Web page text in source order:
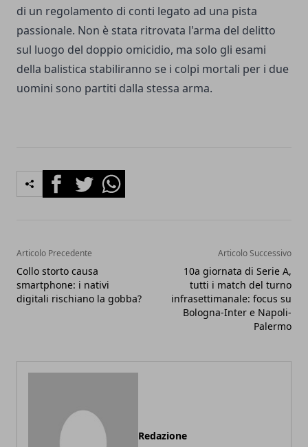
di un regolamento di conti legato ad una pista
passionale. Non è stata ritrovata l'arma del delitto
sul luogo del doppio omicidio, ma solo gli esami
della balistica stabiliranno se i colpi mortali per i due
uomini sono partiti dalla stessa arma.
FacebookTwitterWhatsapp
Articolo Precedente
Collo storto causa
smartphone: i nativi
digitali rischiano la gobba?
Articolo Successivo
10a giornata di Serie A,
tutti i match del turno
infrasettimanale: focus su
Bologna-Inter e Napoli-
Palermo
Redazione